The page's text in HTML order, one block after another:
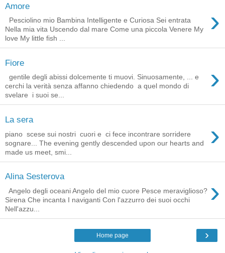
Amore ›
Pesciolino mio Bambina Intelligente e Curiosa Sei entrata
Nella mia vita Uscendo dal mare Come una piccola Venere My
love My little fish ...
Fiore ›
gentile degli abissi dolcemente ti muovi. Sinuosamente, ... e
cerchi la verità senza affanno chiedendo a quel mondo di
svelare i suoi se...
La sera ›
piano scese sui nostri cuori e ci fece incontrare sorridere
sognare... The evening gently descended upon our hearts and
made us meet, smi...
Alina Sesterova ›
Angelo degli oceani Angelo del mio cuore Pesce meraviglioso?
Sirena Che incanta I naviganti Con l'azzurro dei suoi occhi
Nell'azzu...
›
Home page